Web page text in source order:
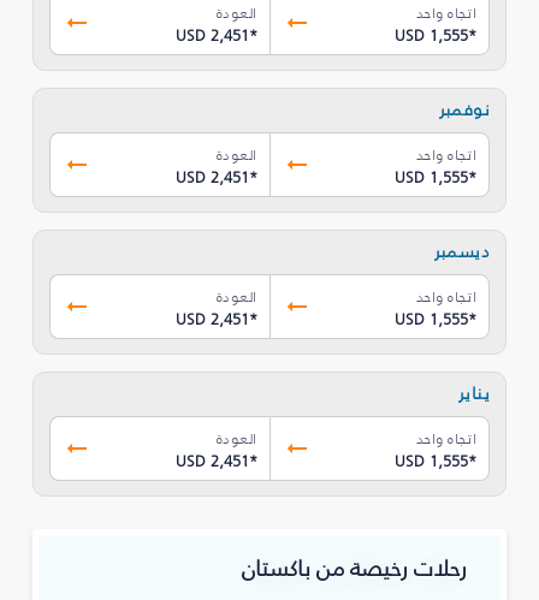
اتجاه واحد
USD 1,555*
العودة
USD 2,451*
نوفمبر
اتجاه واحد
USD 1,555*
العودة
USD 2,451*
ديسمبر
اتجاه واحد
USD 1,555*
العودة
USD 2,451*
يناير
اتجاه واحد
USD 1,555*
العودة
USD 2,451*
رحلات رخيصة من باكستان